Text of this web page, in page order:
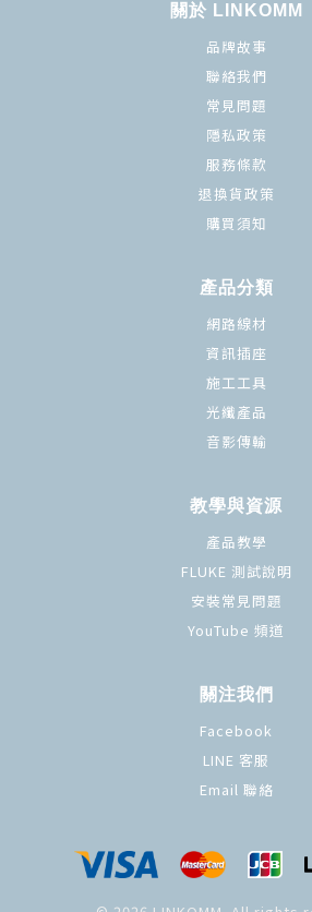
關於 LINKOMM
品牌故事
聯絡我們
常見問題
隱私政策
服務條款
退換貨政策
購買須知
產品分類
網路線材
資訊插座
施工工具
光纖產品
音影傳輸
教學與資源
產品教學
FLUKE 測試說明
安裝常見問題
YouTube 頻道
關注我們
Facebook
LINE 客服
Email 聯絡